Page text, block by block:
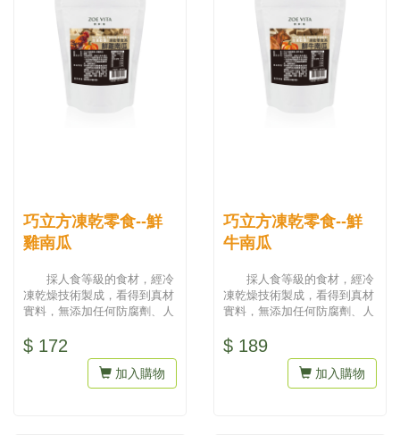
巧立方凍乾零食--鮮
雞南瓜
採人食等級的食材，經冷
凍乾燥技術製成，看得到真材
實料，無添加任何防腐劑、人
為最...
$ 172
加入購物
巧立方凍乾零食--鮮
牛南瓜
採人食等級的食材，經冷
凍乾燥技術製成，看得到真材
實料，無添加任何防腐劑、人
為最...
$ 189
加入購物